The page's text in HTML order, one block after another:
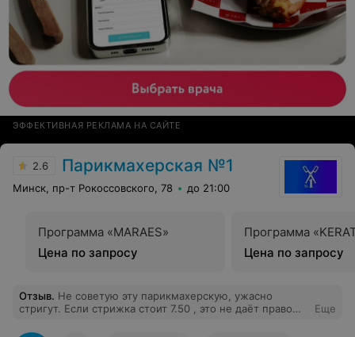
ЭФФЕКТИВНАЯ РЕКЛАМА НА САЙТЕ
2.6 Парикмахерская №1
Минск, пр-т Рокоссовского, 78 до 21:00
Программа «MARAES»
Цена по запросу
Программа
Цена по запросу
Отзыв. Не советую эту парикмахерскую, ужасно
стригут. Если стрижка стоит 7.50 , это не даёт право
Еще